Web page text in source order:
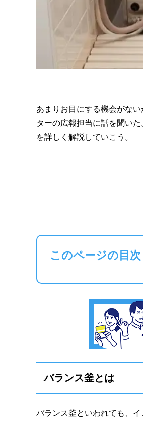
あまりお目にする機会がな
ターの広報担当に話を聞い
を詳しく解説していこう。
このページの目次
バランス釜とは
バランス釜といわれても、